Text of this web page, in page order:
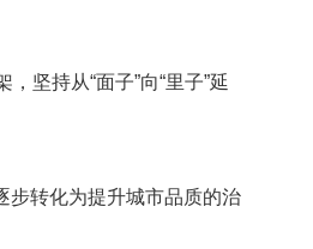
坚持从“面子”向“里子”延
步转化为提升城市品质的治